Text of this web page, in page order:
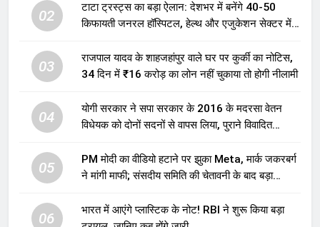
02
टाटा ट्रस्ट्स का बड़ा ऐलान: देशभर में बनेंगे 40-50
किफायती जनरल हॉस्पिटल, हेल्थ और एजुकेशन सेक्टर में
03
राजपाल यादव के शाहजहांपुर वाले घर पर कुर्की का नोटिस,
34 दिन में ₹16 करोड़ का लोन नहीं चुकाया तो होगी नीलामी
04
योगी सरकार ने सपा सरकार के 2016 के मदरसा वेतन
विधेयक को दोनों सदनों से वापस लिया, पुराने विवादित
05
PM मोदी का वीडियो हटाने पर झुका Meta, मार्क जकरबर्ग
ने मांगी माफी; संसदीय समिति की चेतावनी के बाद बड़ा
06
भारत में आएंगे प्लास्टिक के नोट! RBI ने शुरू किया बड़ा